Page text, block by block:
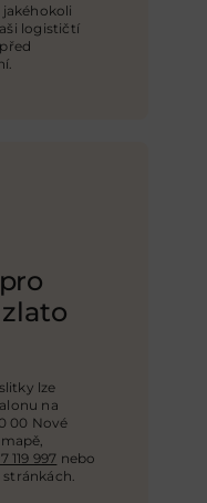
logističtí
lze
na
00 Nové
119 997 nebo